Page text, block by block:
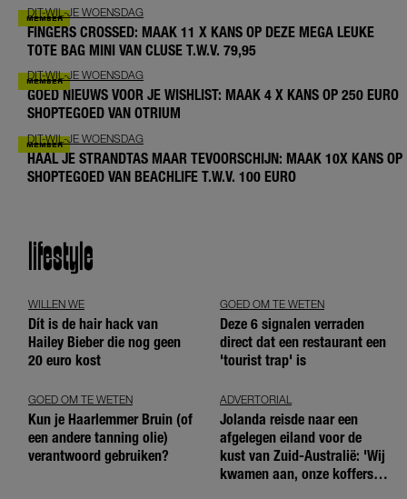
DIT-WIL-JE WOENSDAG
FINGERS CROSSED: MAAK 11 X KANS OP DEZE MEGA LEUKE
TOTE BAG MINI VAN CLUSE T.W.V. 79,95
DIT-WIL-JE WOENSDAG
GOED NIEUWS VOOR JE WISHLIST: MAAK 4 X KANS OP 250 EURO
SHOPTEGOED VAN OTRIUM
DIT-WIL-JE WOENSDAG
HAAL JE STRANDTAS MAAR TEVOORSCHIJN: MAAK 10X KANS OP
SHOPTEGOED VAN BEACHLIFE T.W.V. 100 EURO
lifestyle
WILLEN WE
Dít is de hair hack van
Hailey Bieber die nog geen
20 euro kost
GOED OM TE WETEN
Deze 6 signalen verraden
direct dat een restaurant een
'tourist trap' is
GOED OM TE WETEN
Kun je Haarlemmer Bruin (of
een andere tanning olie)
verantwoord gebruiken?
ADVERTORIAL
Jolanda reisde naar een
afgelegen eiland voor de
kust van Zuid-Australië: 'Wij
kwamen aan, onze koffers